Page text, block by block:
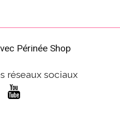
Périnée Shop
réseaux sociaux